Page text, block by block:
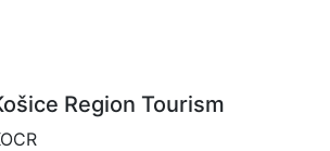
Region Tourism